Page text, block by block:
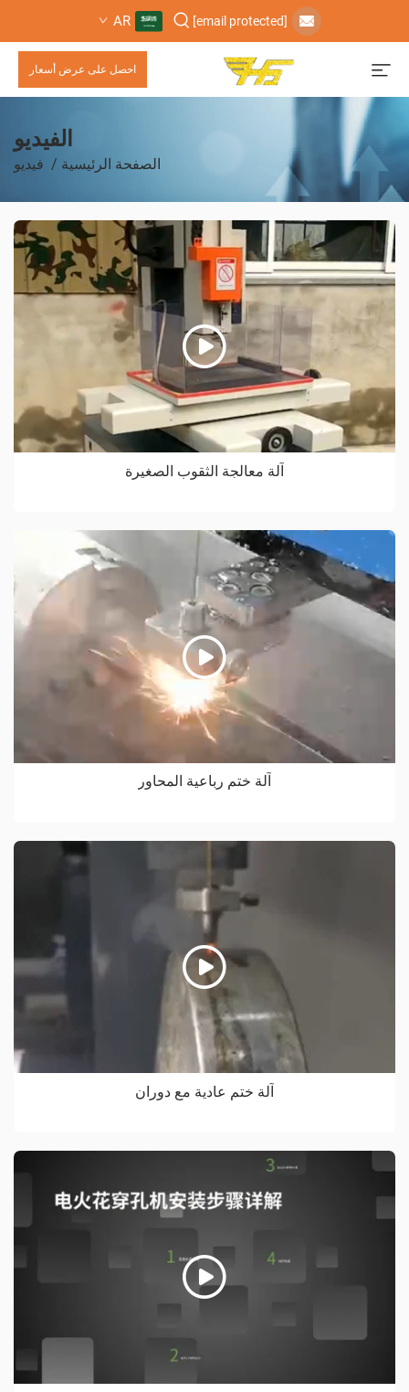
[email protected]
AR
احصل على عرض أسعار
الفيديو
الصفحة الرئيسية / فيديو
آلة معالجة الثقوب الصغيرة
آلة ختم رباعية المحاور
آلة ختم عادية مع دوران